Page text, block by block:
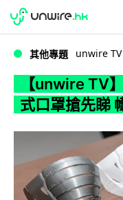
WWDC 2026
其他專題 unwire TV
【unwire TV
式口罩搶先睇